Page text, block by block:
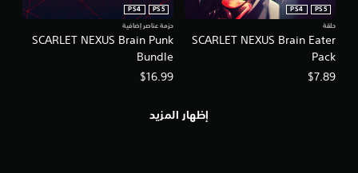
SCARLET NEXUS Brain Eater
Pack
PS5
PS4
حلقة
$7.89
SCARLET NEXUS Brain Punk
Bundle
PS5
PS4
حزمة عناصر إضافية
$16.99
إظهار المزيد